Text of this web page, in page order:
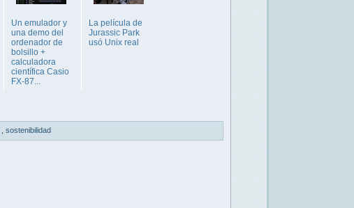
Un emulador y
una demo del
ordenador de
bolsillo +
calculadora
científica Casio
FX-87...
La película de
Jurassic Park
usó Unix real
sostenibilidad